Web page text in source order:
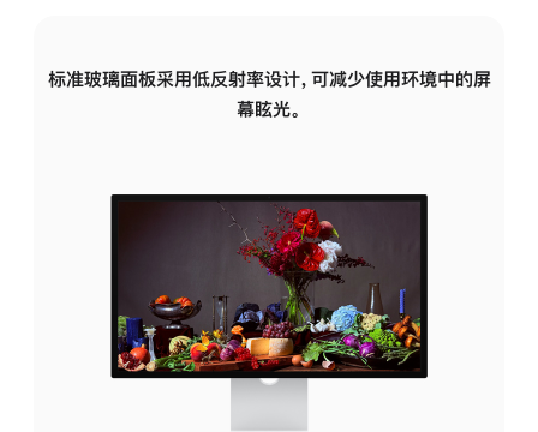
标准玻璃面板采用低反射率设计，可减少使用环境中的屏
幕眩光。